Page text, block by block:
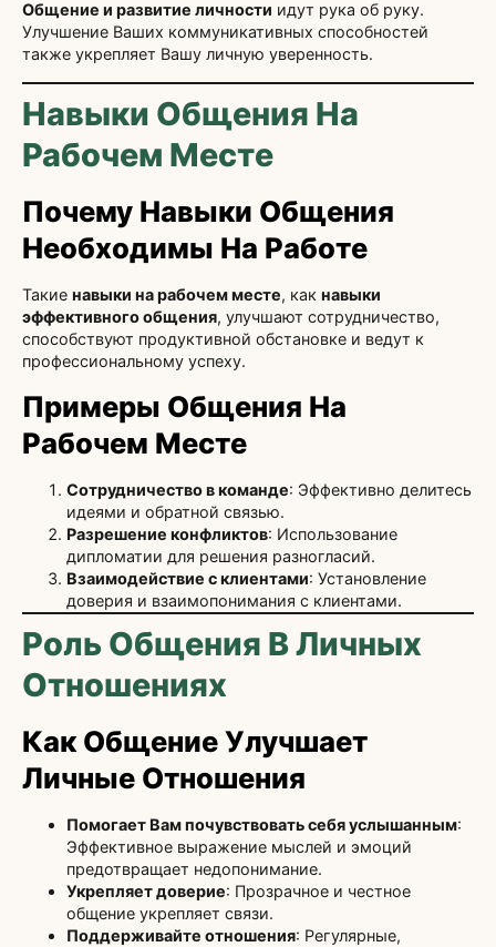
Общение и развитие личности идут рука об руку.
Улучшение Ваших коммуникативных способностей
также укрепляет Вашу личную уверенность.
Навыки Общения На
Рабочем Месте
Почему Навыки Общения
Необходимы На Работе
Такие навыки на рабочем месте, как навыки
эффективного общения, улучшают сотрудничество,
способствуют продуктивной обстановке и ведут к
профессиональному успеху.
Примеры Общения На
Рабочем Месте
Сотрудничество в команде: Эффективно делитесь
идеями и обратной связью.
Разрешение конфликтов: Использование
дипломатии для решения разногласий.
Взаимодействие с клиентами: Установление
доверия и взаимопонимания с клиентами.
Роль Общения В Личных
Отношениях
Как Общение Улучшает
Личные Отношения
Помогает Вам почувствовать себя услышанным:
Эффективное выражение мыслей и эмоций
предотвращает недопонимание.
Укрепляет доверие: Прозрачное и честное
общение укрепляет связи.
Поддерживайте отношения: Регулярные,